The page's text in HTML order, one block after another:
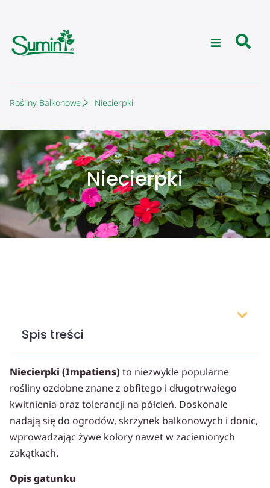
Rośliny Balkonowe Niecierpki
Niecierpki
Spis treści
Niecierpki (Impatiens) to niezwykle popularne
rośliny ozdobne znane z obfitego i długotrwałego
kwitnienia oraz tolerancji na półcień. Doskonale
nadają się do ogrodów, skrzynek balkonowych i donic,
wprowadzając żywe kolory nawet w zacienionych
zakątkach.
Opis gatunku